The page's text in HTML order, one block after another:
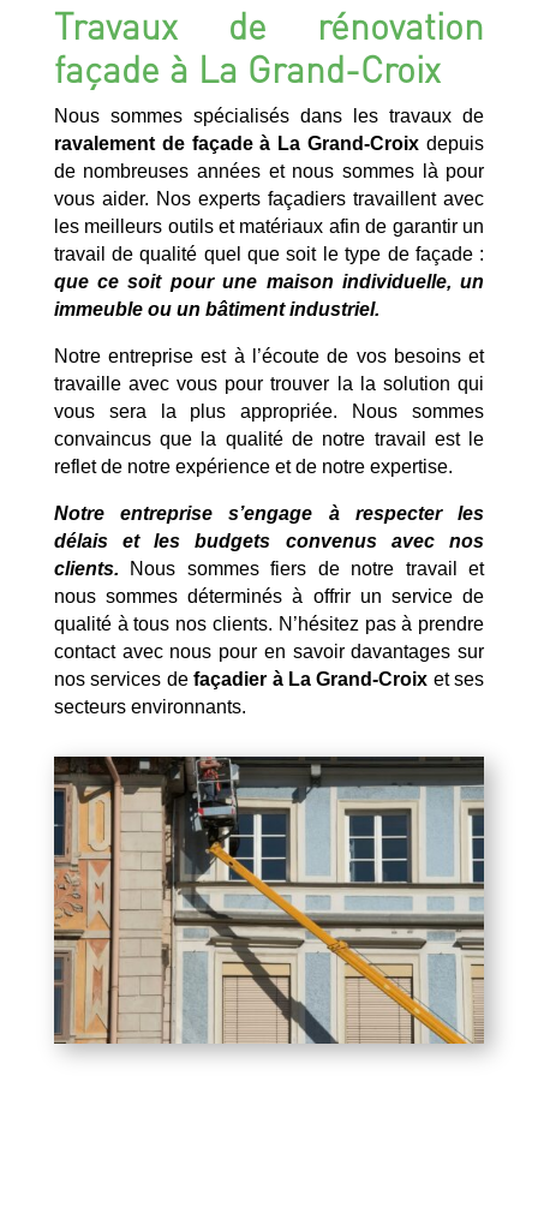
Travaux de rénovation
façade à La Grand-Croix
Nous sommes spécialisés dans les travaux de
ravalement de façade à La Grand-Croix depuis
de nombreuses années et nous sommes là pour
vous aider. Nos experts façadiers travaillent avec
les meilleurs outils et matériaux afin de garantir un
travail de qualité quel que soit le type de façade :
que ce soit pour une maison individuelle, un
immeuble ou un bâtiment industriel.
Notre entreprise est à l’écoute de vos besoins et
travaille avec vous pour trouver la la solution qui
vous sera la plus appropriée. Nous sommes
convaincus que la qualité de notre travail est le
reflet de notre expérience et de notre expertise.
Notre entreprise s’engage à respecter les
délais et les budgets convenus avec nos
clients. Nous sommes fiers de notre travail et
nous sommes déterminés à offrir un service de
qualité à tous nos clients. N’hésitez pas à prendre
contact avec nous pour en savoir davantages sur
nos services defaçadier à La Grand-Croix et ses
secteurs environnants.